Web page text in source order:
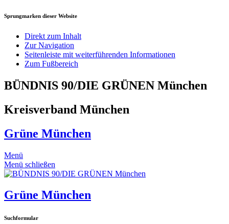
Sprungmarken dieser Website
Direkt zum Inhalt
Zur Navigation
Seitenleiste mit weiterführenden Informationen
Zum Fußbereich
BÜNDNIS 90/DIE GRÜNEN München
Kreisverband München
Grüne München
Menü
Menü schließen
Grüne München
Suchformular